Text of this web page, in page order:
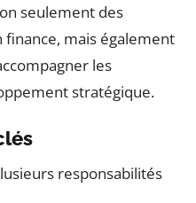
seulement des
mais également
les
stratégique.
responsabilités